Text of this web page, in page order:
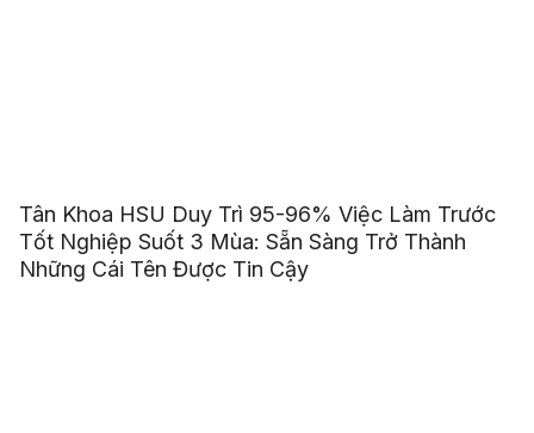
Tân Khoa HSU Duy Trì 95-96% Việc Làm Trước
Tốt Nghiệp Suốt 3 Mùa: Sẵn Sàng Trở Thành
Những Cái Tên Được Tin Cậy